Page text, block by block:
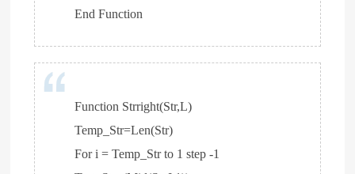
End Function
Function Strright(Str,L)
Temp_Str=Len(Str)
For i = Temp_Str to 1 step -1